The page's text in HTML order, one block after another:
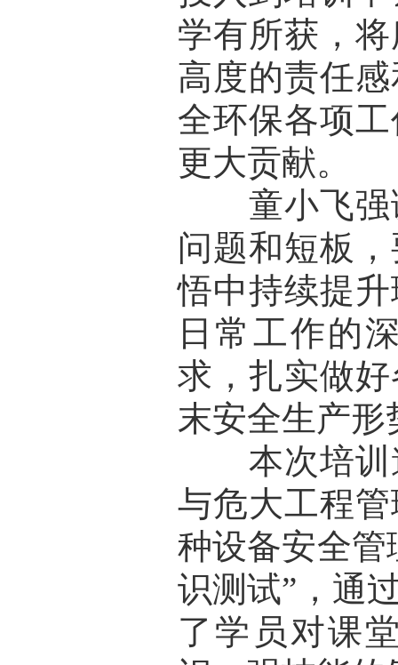
学有所获，
高度的责任
全环保各项
更大贡献。
童小飞强
问题和短板
悟中持续提
日常工作的
求，扎实做
末安全生产
本次培训
与危大工程
种设备安全管
识测试”，通
了学员对课